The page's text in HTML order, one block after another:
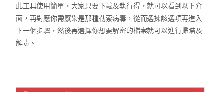
此工具使用簡單，大家只要下載及執行得，就可以看到以下介
面，再對應你需感染是那種勒索病毒，從而選揀該選項再進入
下一個步驟，然後再選擇你想要解密的檔案就可以進行掃瞄及
解毒。